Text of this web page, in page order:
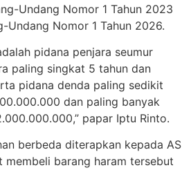
Undang Nomor 1 Tahun 2023
Undang Nomor 1 Tahun 2026.
pidana penjara seumur
paling singkat 5 tahun dan
pidana denda paling sedikit
dan paling banyak
papar Iptu Rinto.
berbeda diterapkan kepada AS
membeli barang haram tersebut